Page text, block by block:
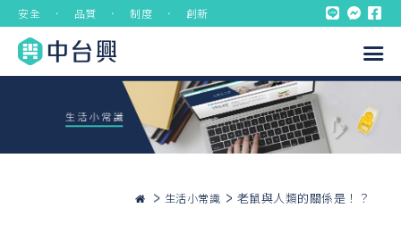
安全 ． 品質 ． 制度 ． 創新
生活小常識 老鼠與人類的關係是！？